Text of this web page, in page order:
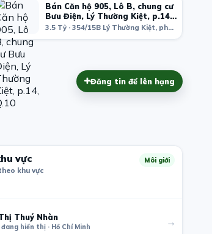
Bán Căn hộ 905, Lô B, chung cư
Bưu Điện, Lý Thường Kiệt, p.14,
Q.10
3.5 Tỷ · 354/15B Lý Thường Kiệt, phường 14, Quận 10, Hồ Chí Minh, Việt Nam
Đăng tin để lên hạng
vực
khu vực
Môi giới
Thuý Nhàn
hiển thị · Hồ Chí Minh →